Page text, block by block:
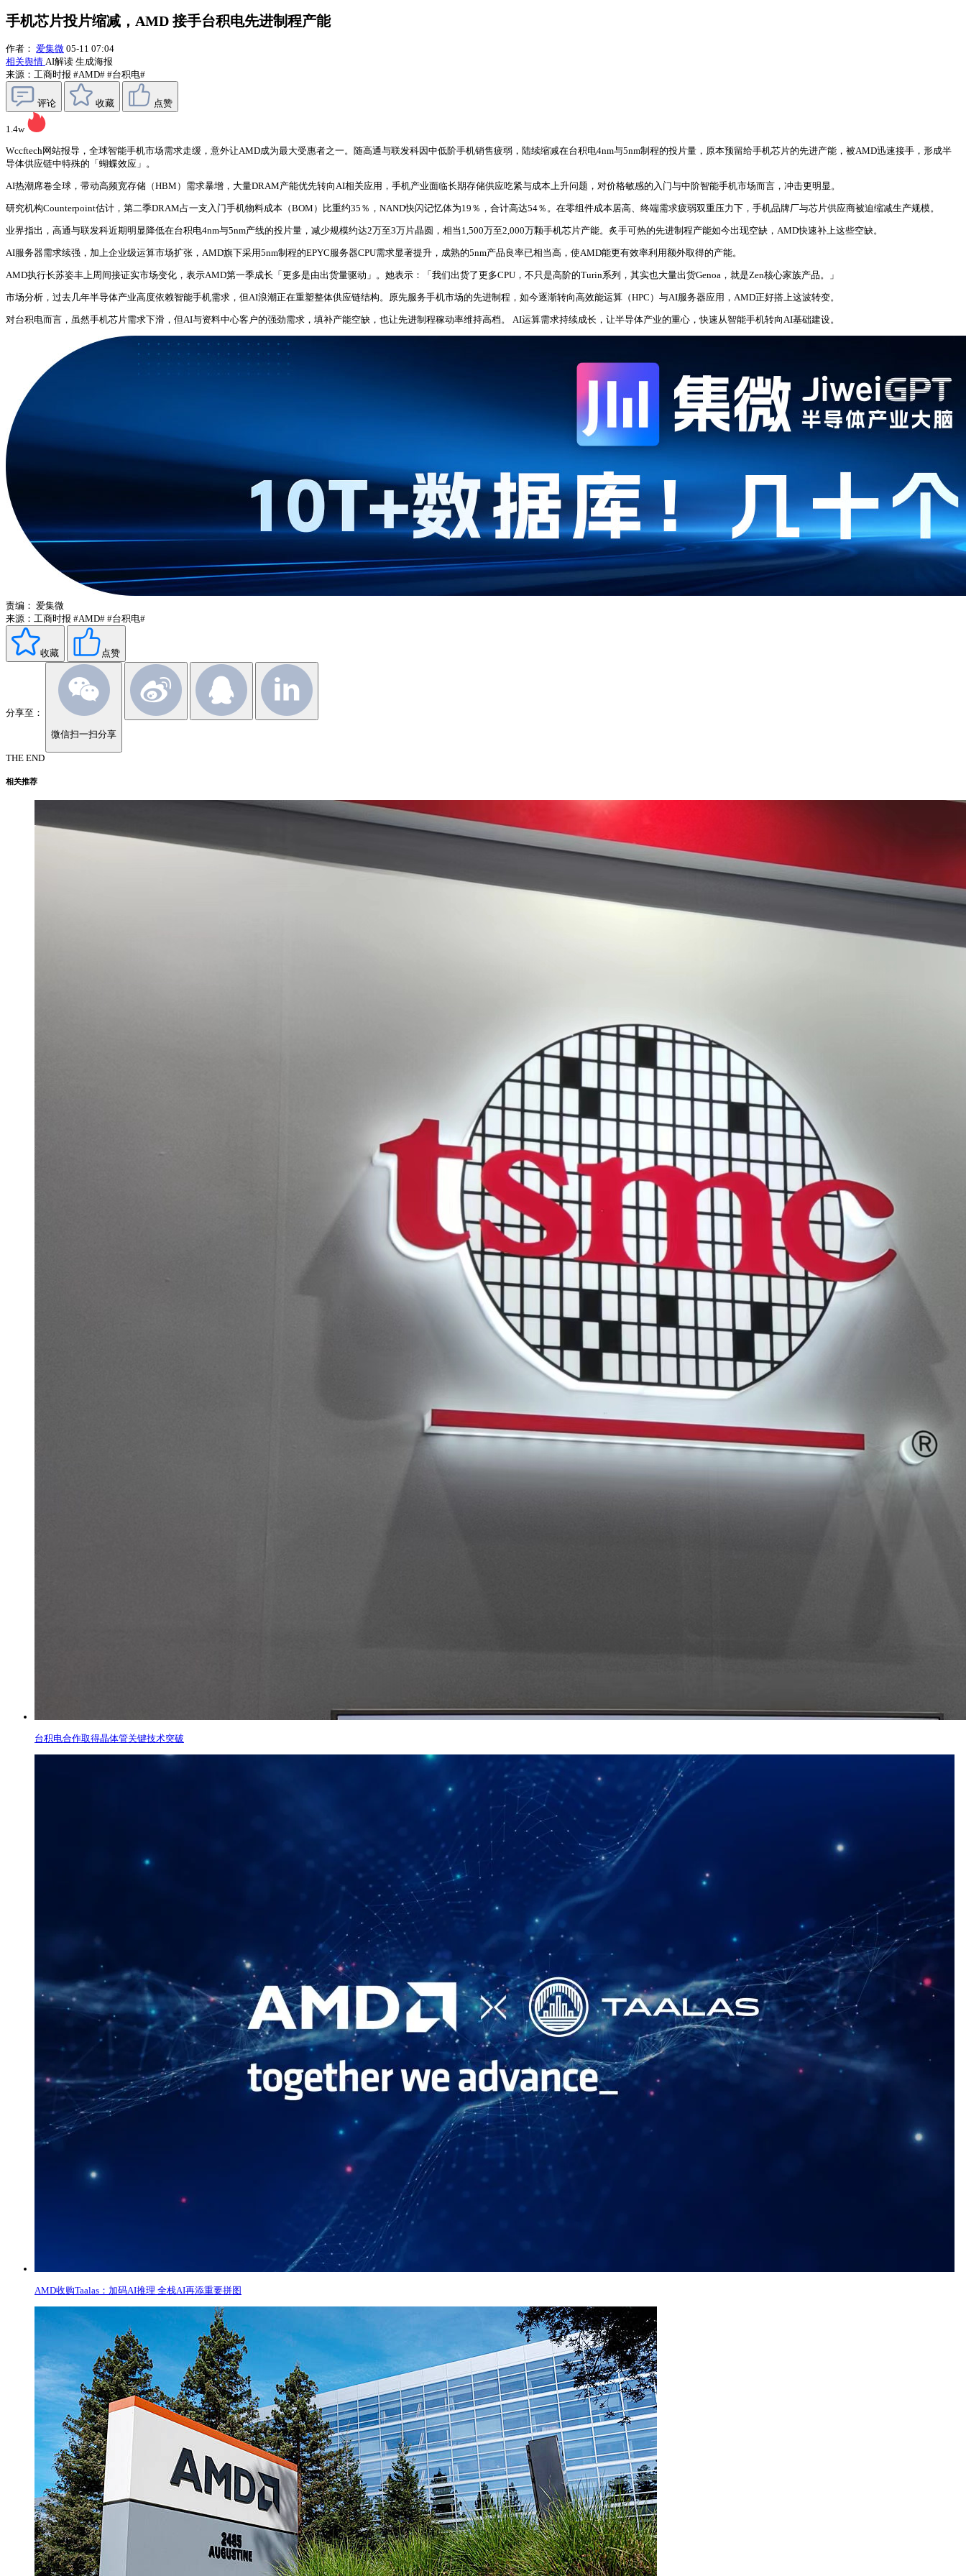
手机芯片投片缩减，AMD 接手台积电先进制程产能
作者： 爱集微 05-11 07:04
相关舆情 AI解读 生成海报
来源：工商时报 #AMD# #台积电#
评论 收藏 点赞
1.4w
Wccftech网站报导，全球智能手机市场需求走缓，意外让AMD成为最大受惠者之一。随高通与联发科因中低阶手机销售疲弱，陆续缩减在台积电4nm与5nm制程的投片量，原本预留给手机芯片的先进产能，被AMD迅速接手，形成半
导体供应链中特殊的「蝴蝶效应」。
AI热潮席卷全球，带动高频宽存储（HBM）需求暴增，大量DRAM产能优先转向AI相关应用，手机产业面临长期存储供应吃紧与成本上升问题，对价格敏感的入门与中阶智能手机市场而言，冲击更明显。
研究机构Counterpoint估计，第二季DRAM占一支入门手机物料成本（BOM）比重约35％，NAND快闪记忆体为19％，合计高达54％。在零组件成本居高、终端需求疲弱双重压力下，手机品牌厂与芯片供应商被迫缩减生产规模。
业界指出，高通与联发科近期明显降低在台积电4nm与5nm产线的投片量，减少规模约达2万至3万片晶圆，相当1,500万至2,000万颗手机芯片产能。炙手可热的先进制程产能如今出现空缺，AMD快速补上这些空缺。
AI服务器需求续强，加上企业级运算市场扩张，AMD旗下采用5nm制程的EPYC服务器CPU需求显著提升，成熟的5nm产品良率已相当高，使AMD能更有效率利用额外取得的产能。
AMD执行长苏姿丰上周间接证实市场变化，表示AMD第一季成长「更多是由出货量驱动」。她表示：「我们出货了更多CPU，不只是高阶的Turin系列，其实也大量出货Genoa，就是Zen核心家族产品。」
市场分析，过去几年半导体产业高度依赖智能手机需求，但AI浪潮正在重塑整体供应链结构。原先服务手机市场的先进制程，如今逐渐转向高效能运算（HPC）与AI服务器应用，AMD正好搭上这波转变。
对台积电而言，虽然手机芯片需求下滑，但AI与资料中心客户的强劲需求，填补产能空缺，也让先进制程稼动率维持高档。 AI运算需求持续成长，让半导体产业的重心，快速从智能手机转向AI基础建设。
责编： 爱集微
来源：工商时报 #AMD# #台积电#
收藏 点赞
分享至：
微信扫一扫分享
THE END
相关推荐
台积电合作取得晶体管关键技术突破
​AMD收购Taalas：加码AI推理 全栈AI再添重要拼图